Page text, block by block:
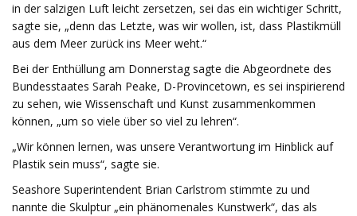
in der salzigen Luft leicht zersetzen, sei das ein wichtiger Schritt,
sagte sie, „denn das Letzte, was wir wollen, ist, dass Plastikmüll
aus dem Meer zurück ins Meer weht.“
Bei der Enthüllung am Donnerstag sagte die Abgeordnete des
Bundesstaates Sarah Peake, D-Provincetown, es sei inspirierend
zu sehen, wie Wissenschaft und Kunst zusammenkommen
können, „um so viele über so viel zu lehren“.
„Wir können lernen, was unsere Verantwortung im Hinblick auf
Plastik sein muss“, sagte sie.
Seashore Superintendent Brian Carlstrom stimmte zu und
nannte die Skulptur „ein phänomenales Kunstwerk“, das als